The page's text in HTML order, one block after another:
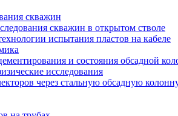
скважин
скважин в открытом стволе
испытания пластов на кабеле
и состояния обсадной
исследования
через стальную обсадную